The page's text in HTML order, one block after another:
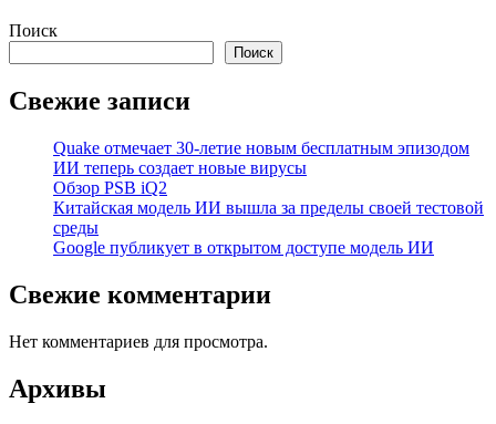
Поиск
Поиск
Свежие записи
Quake отмечает 30-летие новым бесплатным эпизодом
ИИ теперь создает новые вирусы
Обзор PSB iQ2
Китайская модель ИИ вышла за пределы своей тестовой
среды
Google публикует в открытом доступе модель ИИ
Свежие комментарии
Нет комментариев для просмотра.
Архивы